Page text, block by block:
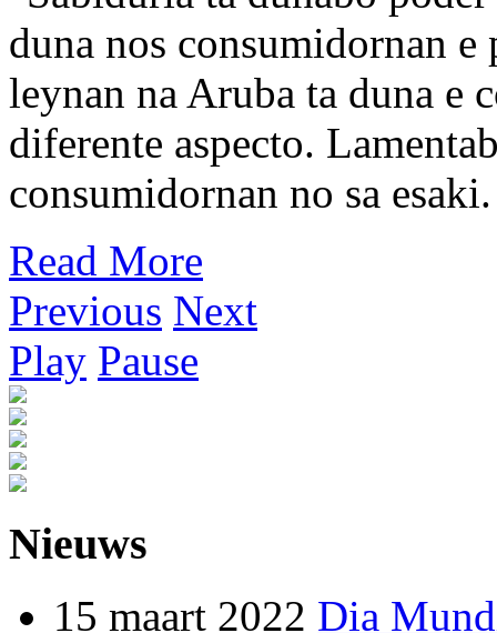
duna nos consumidornan e
leynan na Aruba ta duna e
diferente aspecto.
consumidornan no sa esaki.
Read More
Previous Next
Play Pause
Nieuws
15 maart 2022 Dia